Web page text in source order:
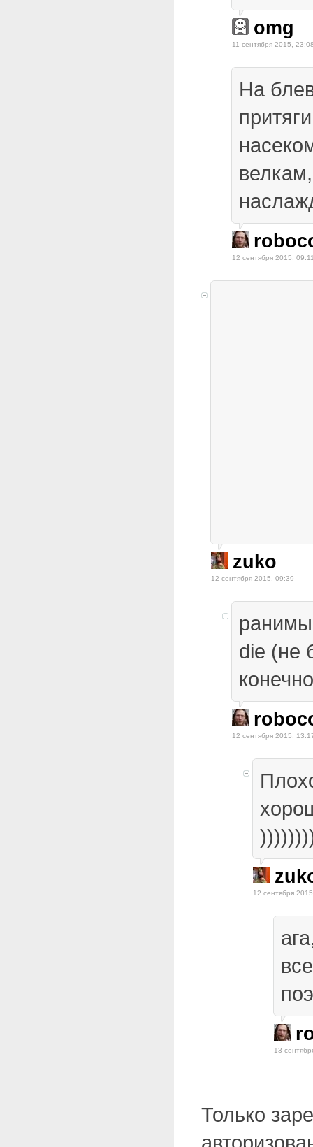
omg
11 сентября 2015,
На
12 сентября 2015,
zuko
12 сентября 2015, 09:39
die (не
12 сентября 2015,
12 сентября
13
Только